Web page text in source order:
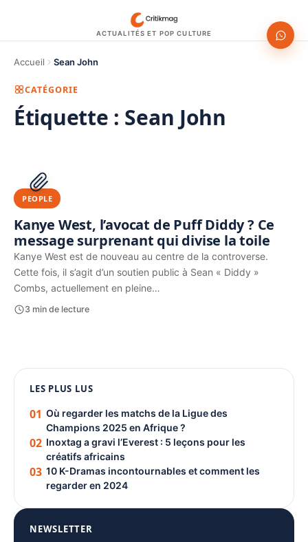
ACTUALITÉS ET POP CULTURE
Accueil Sean John
CATÉGORIE
Étiquette : Sean John
PUBLICITÉ
PEOPLE
Kanye West, l’avocat de Puff Diddy ? Ce
message surprenant qui divise la toile
Kanye West est de nouveau au centre de la controverse.
Cette fois, il s’agit d’un soutien public à Sean « Diddy »
Combs, actuellement en pleine…
3 min de lecture
PUBLICITÉ
LES PLUS LUS
01 Où regarder les matchs de la Ligue des
Champions 2025 en Afrique ?
02 Inoxtag a gravi l’Everest : 5 leçons pour les
créatifs africains
03 10 K-Dramas incontournables et comment les
regarder en 2024
NEWSLETTER